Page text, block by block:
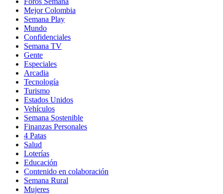
Mejor Colombia
Semana Play
Mundo
Confidenciales
Semana TV
Gente
Especiales
Arcadia
Tecnología
Turismo
Estados Unidos
Vehículos
Semana Sostenible
Finanzas Personales
4 Patas
Salud
Loterías
Educación
Contenido en colaboración
Semana Rural
Mujeres